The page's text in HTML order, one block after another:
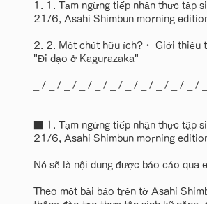
1. 1. Tạm ngừng tiếp nhận thực tập
21/6, Asahi Shimbun morning
2. 2. Một chút hữu ích?・ Giới thiệu
"Đi dạo ở Kagurazaka"
_ / _ / _ / _ / _ / _ / _ / _ / _ / _ / _
■ 1. Tạm ngừng tiếp nhận thực tập
21/6, Asahi Shimbun morning
Nó sẽ là nội dung được báo cáo qua
Theo một bài báo trên tờ Asahi